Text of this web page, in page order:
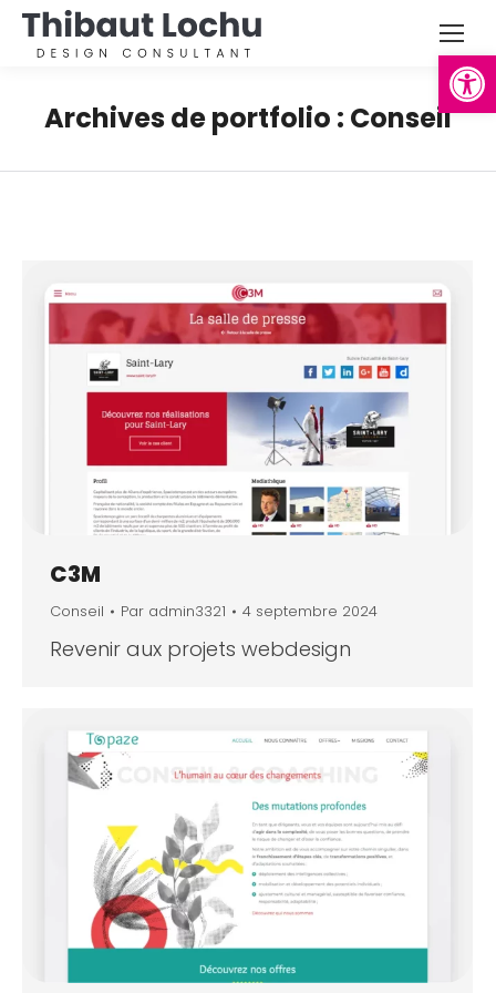
Ouvrir
Archives de portfolio : Conseil
C3M
Conseil Par admin3321 4 septembre 2024
Revenir aux projets webdesign